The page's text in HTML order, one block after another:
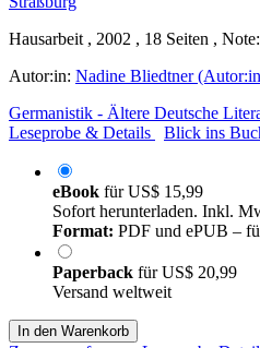
Hausarbeit , 2002 , 18 Seiten ,
Autor:in: Nadine Bliedtner
Germanistik - Ältere Deutsche
Leseprobe & Details
Blick ins
eBook fürUS$ 15,99
Sofort herunterladen. Inkl.
Format: PDF und ePUB –
Paperback fürUS$ 20,99
Versand weltweit
In den Warenkorb